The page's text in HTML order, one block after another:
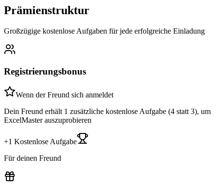
Prämienstruktur
Großzügige kostenlose Aufgaben für jede erfolgreiche Einladung
Registrierungsbonus
Wenn der Freund sich anmeldet
Dein Freund erhält 1 zusätzliche kostenlose Aufgabe (4 statt 3), um
ExcelMaster auszuprobieren
+1 Kostenlose Aufgabe
Für deinen Freund